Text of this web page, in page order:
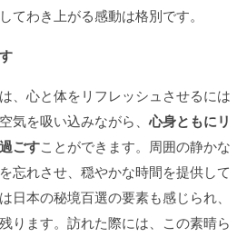
てわき上がる感動は格別です。
、心と体をリフレッシュさせるには
気を吸い込みながら、心身ともにリ
ごすことができます。周囲の静かな
忘れさせ、穏やかな時間を提供して
日本の秘境百選の要素も感じられ、
ります。訪れた際には、この素晴ら